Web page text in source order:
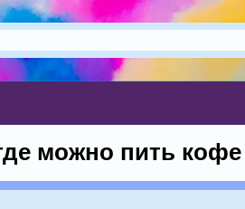
можно пить